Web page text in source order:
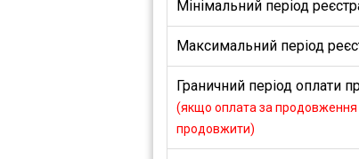
Мінімальний період
Максимальний період
Граничний період оплати
(якщо оплата за продовження
продовжити)